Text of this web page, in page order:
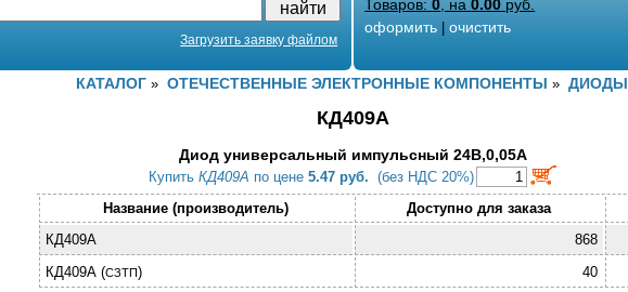
КД409А
Диод универсальный импульсный 24В,0,05А
Купить КД409А по цене 5.47 руб. (без НДС 20%)
Название (производитель)
Доступно для заказа
КД409А
868
КД409А (СЗТП) 40
КАТАЛОГ »ОТЕЧЕСТВЕННЫЕ ЭЛЕКТРОННЫЕ КОМПОНЕНТЫ »ДИОДЫ
Загрузить заявку файлом
Товаров:0 , на0.00 руб.
оформить |очистить